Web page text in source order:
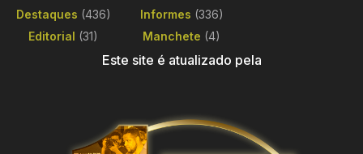
Destaques (436)
Editorial (31)
Informes (336)
Manchete (4)
Este site é atualizado pela